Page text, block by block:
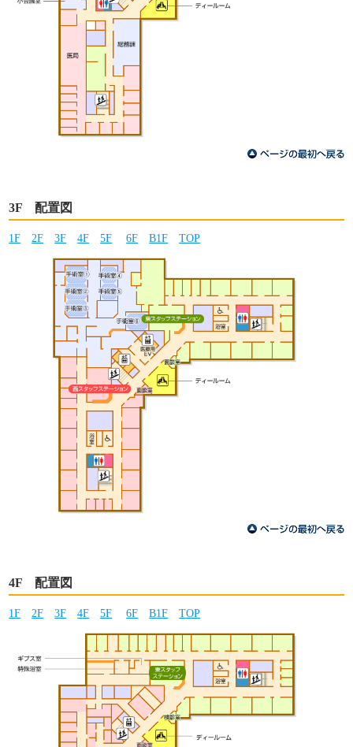
3F 配置図
1F 2F 3F 4F 5F 6F B1F TOP
4F 配置図
1F 2F 3F 4F 5F 6F B1F TOP